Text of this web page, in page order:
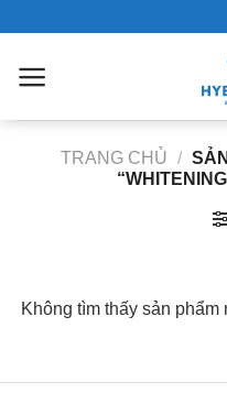
nội
TRANG CHỦ /
Không tìm thấy sản